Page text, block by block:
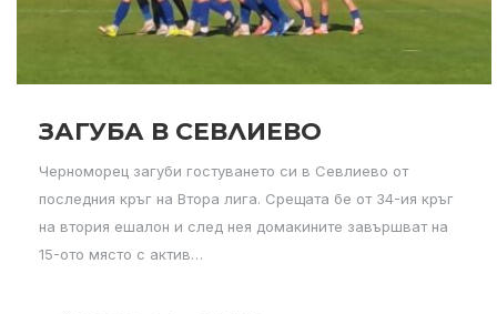
ЗАГУБА В СЕВЛИЕВО
Черноморец загуби гостуването си в Севлиево от
последния кръг на Втора лига. Срещата бе от 34-ия кръг
на втория ешалон и след нея домакините завършват на
15-ото място с актив…